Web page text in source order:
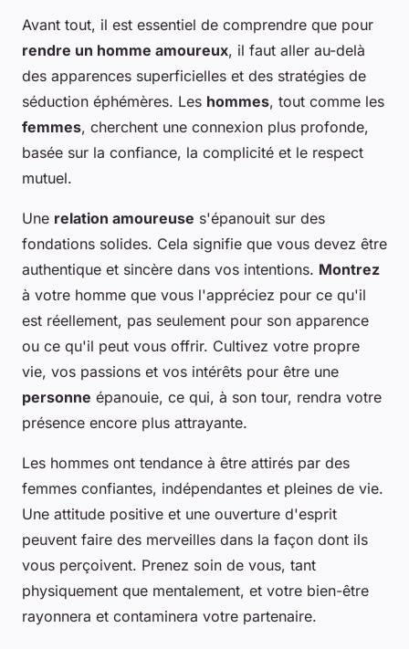
Avant tout, il est essentiel de comprendre que pour
rendre un homme amoureux, il faut aller au-delà
des apparences superficielles et des stratégies de
séduction éphémères. Les hommes, tout comme les
femmes, cherchent une connexion plus profonde,
basée sur la confiance, la complicité et le respect
mutuel.
Une relation amoureuse s'épanouit sur des
fondations solides. Cela signifie que vous devez être
authentique et sincère dans vos intentions. Montrez
à votre homme que vous l'appréciez pour ce qu'il
est réellement, pas seulement pour son apparence
ou ce qu'il peut vous offrir. Cultivez votre propre
vie, vos passions et vos intérêts pour être une
personne épanouie, ce qui, à son tour, rendra votre
présence encore plus attrayante.
Les hommes ont tendance à être attirés par des
femmes confiantes, indépendantes et pleines de vie.
Une attitude positive et une ouverture d'esprit
peuvent faire des merveilles dans la façon dont ils
vous perçoivent. Prenez soin de vous, tant
physiquement que mentalement, et votre bien-être
rayonnera et contaminera votre partenaire.